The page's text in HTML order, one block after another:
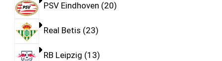
PSV Eindhoven 20
Real Betis 23
RB Leipzig 13